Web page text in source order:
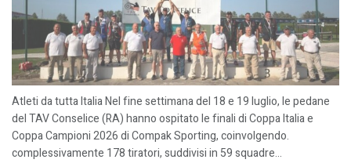
Atleti da tutta Italia Nel fine settimana del 18 e 19 luglio, le pedane
del TAV Conselice (RA) hanno ospitato le finali di Coppa Italia e
Coppa Campioni 2026 di Compak Sporting, coinvolgendo.
complessivamente 178 tiratori, suddivisi in 59 squadre...